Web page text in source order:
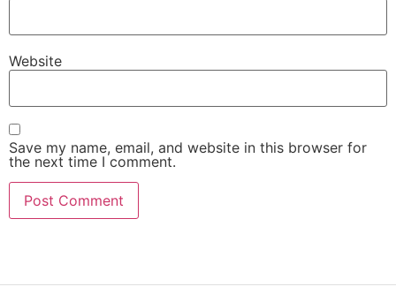
Website
Save my name, email, and website in this browser for
the next time I comment.